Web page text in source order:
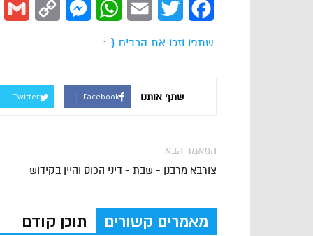
Facebook
Twitter
Email
WhatsApp
Messenger
Copy
שתפו וזכו את הרבים (-:
שתף אותנו Facebook
Twitter
המאמר הבא
צורבא מרבנן - שבת - דיני הכוס והיין בקידוש
מאמרים קשורים תוכן קודם